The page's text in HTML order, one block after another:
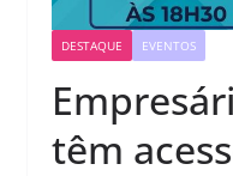
DESTAQUE EVENTOS
têm